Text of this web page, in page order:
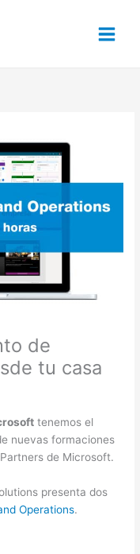
de
tu casa
tenemos el
nuevas formaciones
de Microsoft.
presenta dos
Operations.